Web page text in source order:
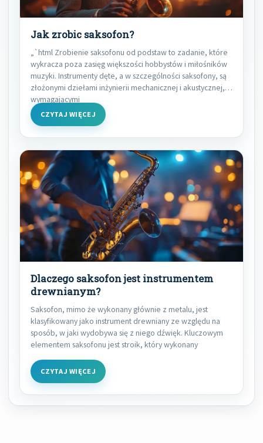
Jak zrobic saksofon?
„`html Zrobienie saksofonu od podstaw to zadanie, które
wykracza poza zasięg większości hobbystów i miłośników
muzyki. Instrumenty dęte, a w szczególności saksofony, są
złożonymi dziełami inżynierii mechanicznej i akustycznej,
wymagającymi
CZYTAJ WIĘCEJ
Dlaczego saksofon jest instrumentem
drewnianym?
Saksofon, mimo że wykonany głównie z metalu, jest
klasyfikowany jako instrument drewniany ze względu na
sposób, w jaki wydobywa się z niego dźwięk. Kluczowym
elementem saksofonu jest stroik, który wykonany
CZYTAJ WIĘCEJ